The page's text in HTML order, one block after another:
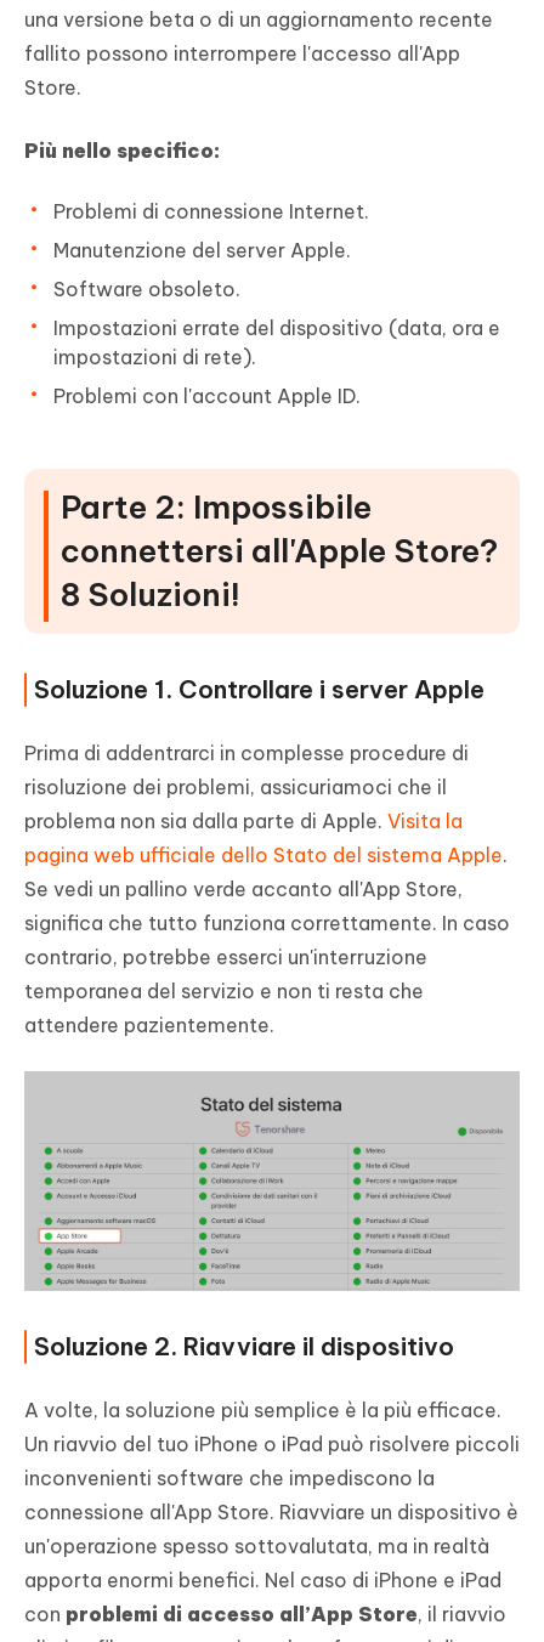
una versione beta o di un aggiornamento recente
fallito possono interrompere l'accesso all'App
Store.
Più nello specifico:
Problemi di connessione Internet.
Manutenzione del server Apple.
Software obsoleto.
Impostazioni errate del dispositivo (data, ora e
impostazioni di rete).
Problemi con l'account Apple ID.
Parte 2: Impossibile
connettersi all'Apple Store?
8 Soluzioni!
Soluzione 1. Controllare i server Apple
Prima di addentrarci in complesse procedure di
risoluzione dei problemi, assicuriamoci che il
problema non sia dalla parte di Apple. Visita la
pagina web ufficiale dello Stato del sistema Apple.
Se vedi un pallino verde accanto all'App Store,
significa che tutto funziona correttamente. In caso
contrario, potrebbe esserci un'interruzione
temporanea del servizio e non ti resta che
attendere pazientemente.
Soluzione 2. Riavviare il dispositivo
A volte, la soluzione più semplice è la più efficace.
Un riavvio del tuo iPhone o iPad può risolvere piccoli
inconvenienti software che impediscono la
connessione all'App Store. Riavviare un dispositivo è
un'operazione spesso sottovalutata, ma in realtà
apporta enormi benefici. Nel caso di iPhone e iPad
con problemi di accesso all’App Store, il riavvio